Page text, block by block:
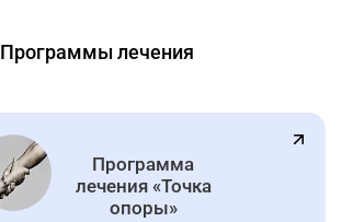
Программы лечения
Программа
лечения «Точка
опоры»